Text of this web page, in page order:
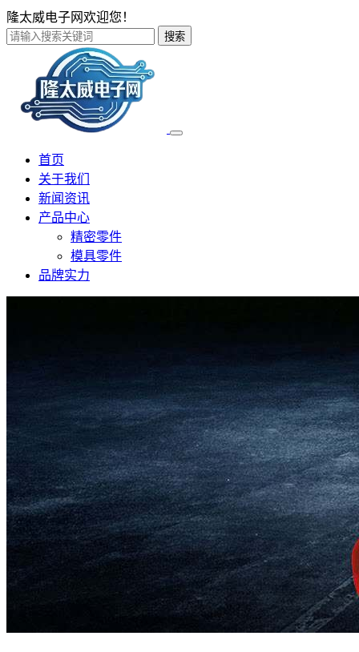
隆太威电子网欢迎您！
搜索
首页
关于我们
新闻资讯
产品中心
精密零件
模具零件
品牌实力